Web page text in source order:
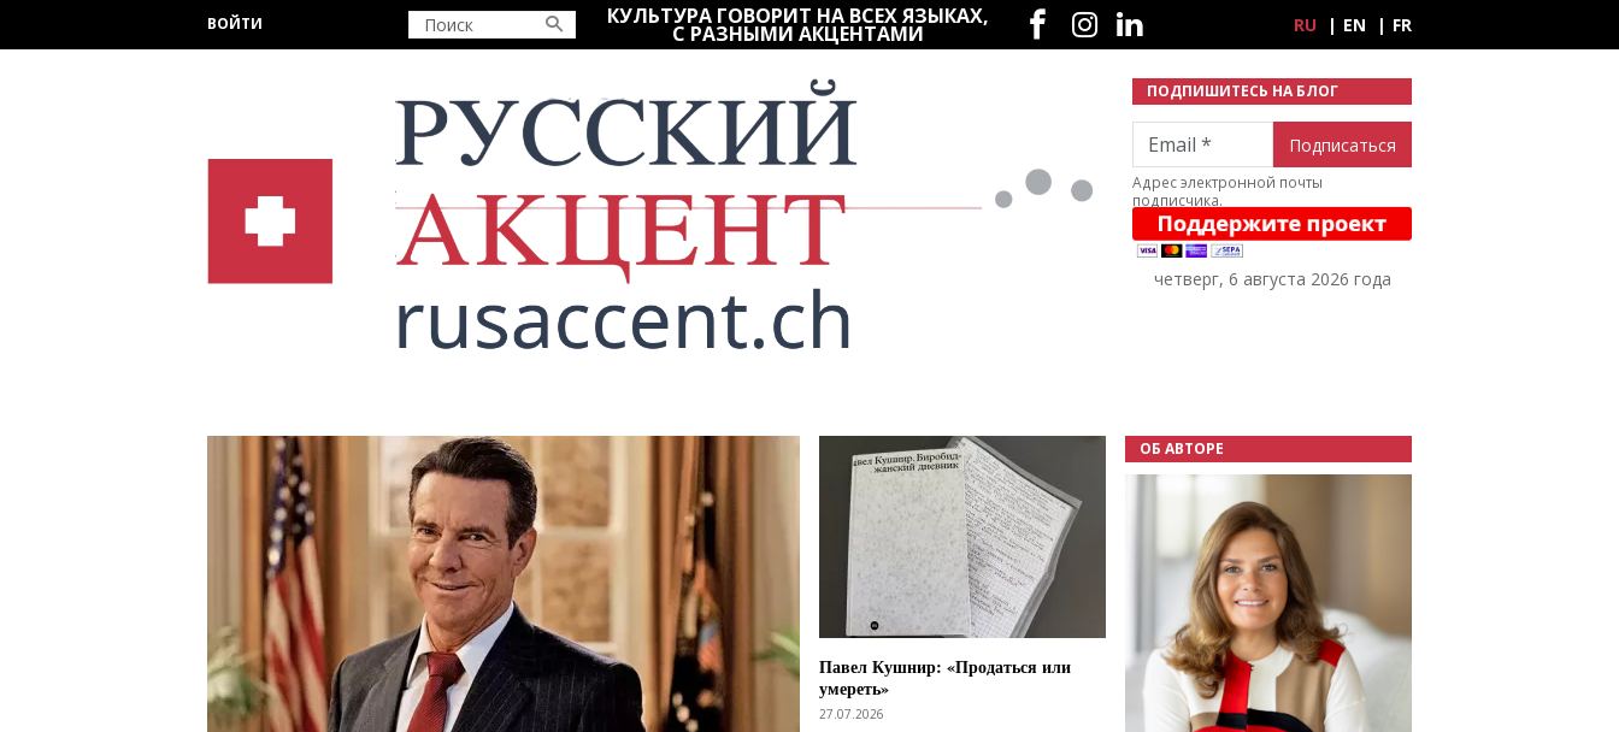
ВОЙТИ КУЛЬТУРА ГОВОРИТ НА ВСЕХ ЯЗЫКАХ,
С РАЗНЫМИ АКЦЕНТАМИ
Социальные сети
RU EN FR
ПОДПИШИТЕСЬ НА БЛОГ
Email
Адрес электронной почты
подписчика.
четверг, 6 августа 2026 года
Павел Кушнир: «Продаться или
умереть»
27.07.2026
ОБ АВТОРЕ